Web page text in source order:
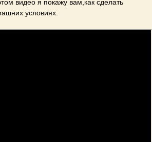
видео я покажу вам,как сделать
условиях.